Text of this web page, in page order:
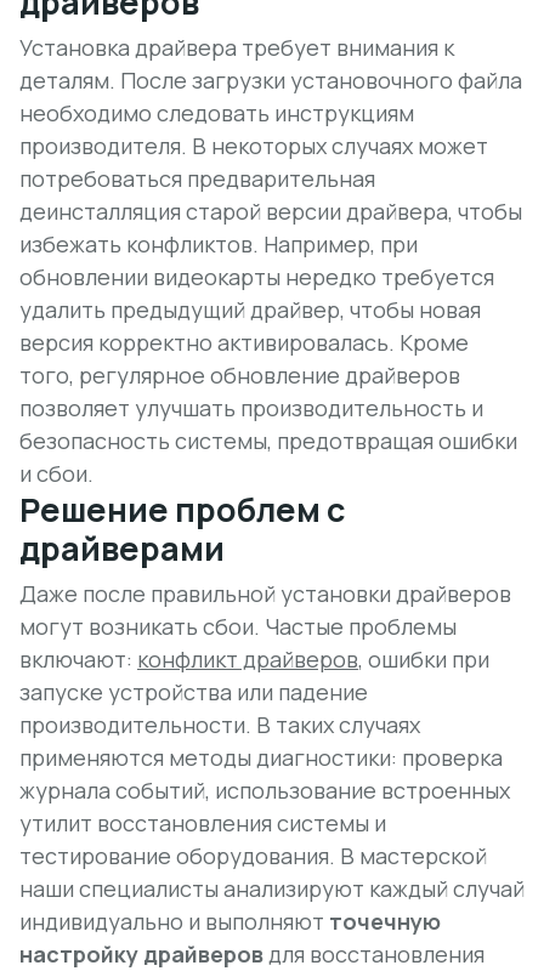
Установка драйвера требует внимания к
деталям. После загрузки установочного файла
необходимо следовать инструкциям
производителя. В некоторых случаях может
потребоваться предварительная
деинсталляция старой версии драйвера, чтобы
избежать конфликтов. Например, при
обновлении видеокарты нередко требуется
удалить предыдущий драйвер, чтобы новая
версия корректно активировалась. Кроме
того, регулярное обновление драйверов
позволяет улучшать производительность и
безопасность системы, предотвращая ошибки
и сбои.
Решение проблем с
драйверами
Даже после правильной установки драйверов
могут возникать сбои. Частые проблемы
включают: конфликт драйверов, ошибки при
запуске устройства или падение
производительности. В таких случаях
применяются методы диагностики: проверка
журнала событий, использование встроенных
утилит восстановления системы и
тестирование оборудования. В мастерской
наши специалисты анализируют каждый случай
индивидуально и выполняют точечную
настройку драйверовдля восстановления